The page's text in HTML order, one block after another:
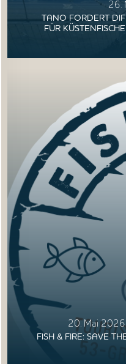
26.
TANO FORDERT
FÜR
20. Mai 2026
FISH & FIRE: SAVE